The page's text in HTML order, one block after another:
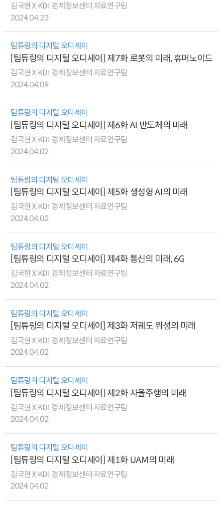
김국현 X KDI 경제정보센터 자료연구팀
2024.04.23
팀튜링의 디지털 오디세이
[팀튜링의 디지털 오디세이] 제7화 로봇의 미래, 휴머노이드
김국현 X KDI 경제정보센터 자료연구팀
2024.04.09
팀튜링의 디지털 오디세이
[팀튜링의 디지털 오디세이] 제6화 AI 반도체의 미래
김국현 X KDI 경제정보센터 자료연구팀
2024.04.02
팀튜링의 디지털 오디세이
[팀튜링의 디지털 오디세이] 제5화 생성형 AI의 미래
김국현 X KDI 경제정보센터 자료연구팀
2024.04.02
팀튜링의 디지털 오디세이
[팀튜링의 디지털 오디세이] 제4화 통신의 미래, 6G
김국현 X KDI 경제정보센터 자료연구팀
2024.04.02
팀튜링의 디지털 오디세이
[팀튜링의 디지털 오디세이] 제3화 저궤도 위성의 미래
김국현 X KDI 경제정보센터 자료연구팀
2024.04.02
팀튜링의 디지털 오디세이
[팀튜링의 디지털 오디세이] 제2화 자율주행의 미래
김국현 X KDI 경제정보센터 자료연구팀
2024.04.02
팀튜링의 디지털 오디세이
[팀튜링의 디지털 오디세이] 제1화 UAM의 미래
김국현 X KDI 경제정보센터 자료연구팀
2024.04.02